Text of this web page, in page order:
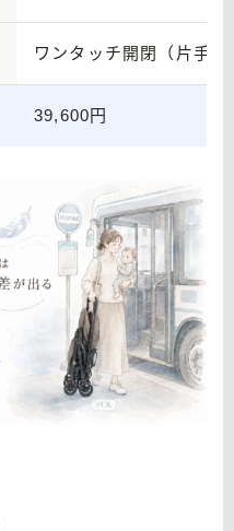
ワンタッチ開閉（片手対
39,600円